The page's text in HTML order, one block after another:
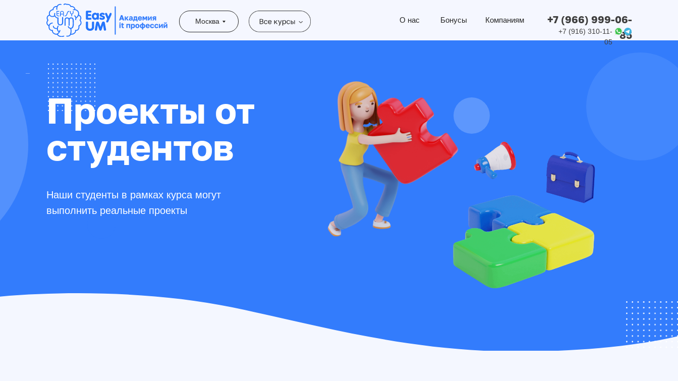
О нас Бонусы Компаниям
+7 (966) 999-06-
85
+7 (916) 310-11-
05
Москва
Проекты от
студентов
Наши студенты в рамках курса могут
выполнить реальные проекты